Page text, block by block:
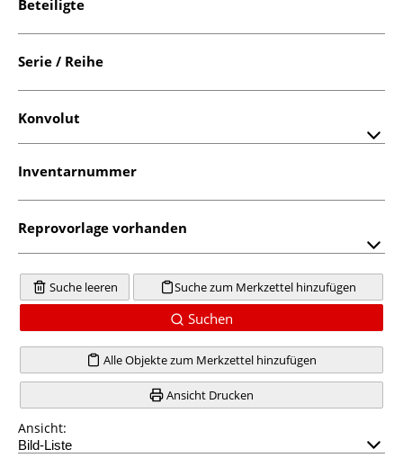
Beteiligte
Serie / Reihe
Konvolut
Inventarnummer
Reprovorlage vorhanden
Suche leeren Suche zum Merkzettel hinzufügen
Suchen
Alle Objekte zum Merkzettel hinzufügen
Ansicht Drucken
Ansicht: